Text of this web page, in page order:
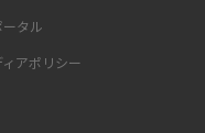
とは？1GBの目安やギガが足りな
5との違いやメリットと注意点、
タル
アポリシー